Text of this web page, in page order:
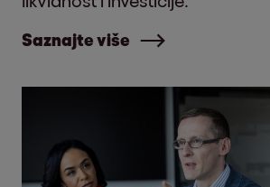
Saznajte više